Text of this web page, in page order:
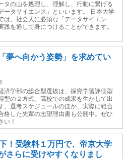
タの山を処理し、理解し、行動に繋げる
ータサイエンス」といいます。 日本大学
は、社会人に必須な「データサイエン
践を通して身につけることができます。
夢へ向かう姿勢」を求めてい
済学部の総合型選抜は、探究学習評価型
型の２方式。高校での成果を生かして出
。選考スケジュールのほか、実際に総合
格した先輩の志望理由書も公開中。ぜひ
い！
！受験料１万円で、帝京大学
さらに受けやすくなりまし